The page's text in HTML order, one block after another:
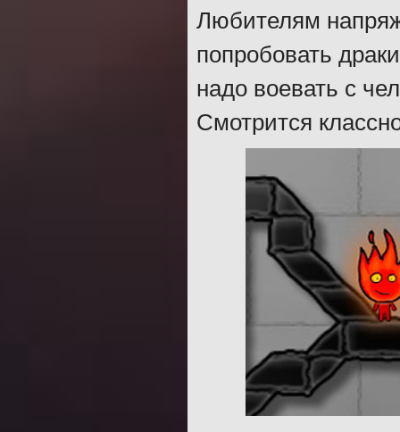
Любителям
попробовать
надо воевать с
Смотрится